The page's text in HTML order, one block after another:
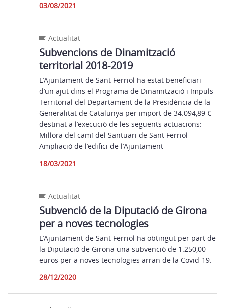
03/08/2021
Actualitat
Subvencions de Dinamització
territorial 2018-2019
L’Ajuntament de Sant Ferriol ha estat beneficiari
d’un ajut dins el Programa de Dinamització i Impuls
Territorial del Departament de la Presidència de la
Generalitat de Catalunya per import de 34.094,89 €
destinat a l’execució de les següents actuacions:
Millora del camí del Santuari de Sant Ferriol
Ampliació de l’edifici de l’Ajuntament
18/03/2021
Actualitat
Subvenció de la Diputació de Girona
per a noves tecnologies
L’Ajuntament de Sant Ferriol ha obtingut per part de
la Diputació de Girona una subvenció de 1.250,00
euros per a noves tecnologies arran de la Covid-19.
28/12/2020